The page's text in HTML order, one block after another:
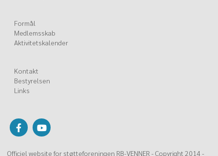
Formål
Medlemsskab
Aktivitetskalender
Kontakt
Bestyrelsen
Links
Officiel website for støtteforeningen RB-VENNER - Copyright 2014 -